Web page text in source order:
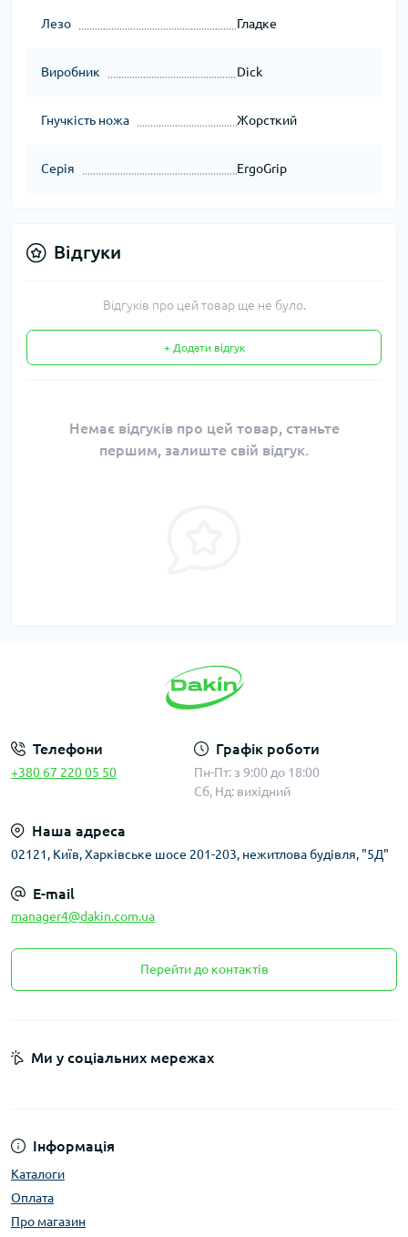
Лезо Гладке
Виробник Dick
Гнучкість ножа Жорсткий
Серія ErgoGrip
Відгуки
Відгуків про цей товар ще не було.
+ Додати відгук
Немає відгуків про цей товар, станьте
першим, залиште свій відгук.
Телефони
+380 67 220 05 50
Графік роботи
Пн-Пт: з 9:00 до 18:00
Сб, Нд: вихідний
Наша адреса
02121, Київ, Харківське шосе 201-203, нежитлова будівля, "5Д"
E-mail
manager4@dakin.com.ua
Перейти до контактів
Інформація
Каталоги
Оплата
Про магазин
Ми у соціальних мережах